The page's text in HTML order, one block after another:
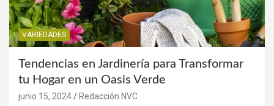
VARIEDADES
Tendencias en Jardinería para Transformar
tu Hogar en un Oasis Verde
junio 15, 2024
Redacción NVC